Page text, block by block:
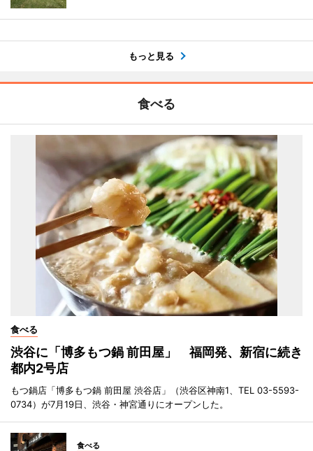
もっと見る
食べる
食べる
渋谷に「博多もつ鍋 前田屋」 福岡発、新宿に続き
都内2号店
もつ鍋店「博多もつ鍋 前田屋 渋谷店」（渋谷区神南1、TEL 03-5593-
0734）が7月19日、渋谷・神宮通りにオープンした。
食べる